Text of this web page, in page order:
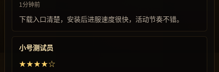
1分钟前
下载入口清楚，安装后进服速度很快，活动节奏不错。
小号测试员
★★★★☆